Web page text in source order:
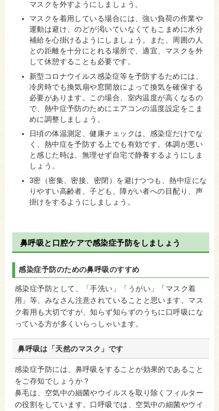
マスクを外すようにしましょう。
マスクを着用している場合には、強い負荷の作業や
運動は避け、のどが渇いていなくてもこまめに水分
補給を心掛けるようにしましょう。また、周囲の人
との距離を十分にとれる場所で、適宜、マスクを外
して休憩することも必要です。
新型コロナウイルス感染症等を予防するためには、
冷房時でも換気扇や窓開放によって換気を確保する
必要があります。この場合、室内温度が高くなるの
で、熱中症予防のためにエアコンの温度設定をこま
めに調整しましょう。
日頃の体温測定、健康チェックは、感染症だけでな
く、熱中症を予防する上でも有効です。体調が悪い
と感じた時は、無理せず自宅で静養するようにしま
しょう。
3密（密集、密接、密閉）を避けつつも、熱中症にな
りやすい高齢者、子ども、障がい者への目配り、声
掛けをするようにしましょう。
鼻呼吸と口腔ケアで感染症予防をしましょう
感染症予防のための鼻呼吸のすすめ
感染症予防として、「手洗い」「うがい」「マスク着
用」等、みなさん注意されていることと思います。マス
ク着用も大切ですが、知らず知らずのうちに口呼吸にな
っている方が多くいらっしゃいます。
鼻呼吸は「天然のマスク」です
感染症予防には、鼻呼吸をすることが効果的であること
をご存知でしょうか？
鼻毛は、空気中の細菌やウイルスを取り除くフィルター
の役割をしています。口呼吸では、空気中の細菌やウイ